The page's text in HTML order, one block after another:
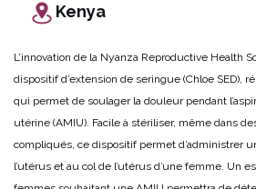
Kenya
L’innovation de la Nyanza Reproductive Health
dispositif d’extension de seringue (Chloe SED),
qui permet de soulager la douleur pendant
utérine (AMIU). Facile à stériliser, même dans
compliqués, ce dispositif permet d’administrer
l’utérus et au col de l’utérus d’une femme. Un